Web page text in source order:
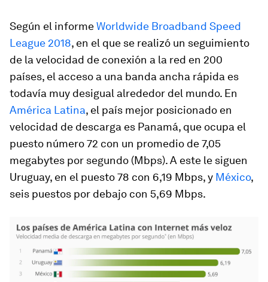
Según el informeWorldwide Broadband Speed
League 2018, en el que se realizó un seguimiento
de la velocidad de conexión a la red en 200
países, el acceso a una banda ancha rápida es
todavía muy desigual alrededor del mundo. En
América Latina, el país mejor posicionado en
velocidad de descarga es Panamá, que ocupa el
puesto número 72 con un promedio de 7,05
megabytes por segundo (Mbps). A este le siguen
Uruguay, en el puesto 78 con 6,19 Mbps, y México,
seis puestos por debajo con 5,69 Mbps.